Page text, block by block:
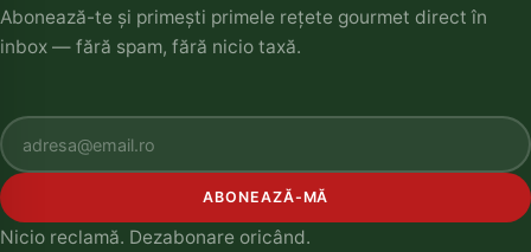
Abonează-te și primești primele rețete gourmet direct în
inbox — fără spam, fără nicio taxă.
ABONEAZĂ-MĂ
Nicio reclamă. Dezabonare oricând.